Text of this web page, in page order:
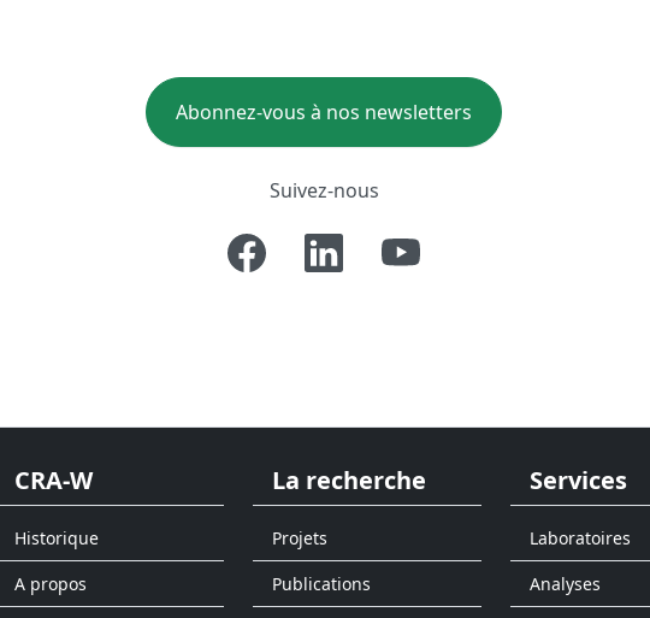
Abonnez-vous à nos newsletters
Suivez-nous
CRA-W
Historique
A propos
La recherche
Projets
Publications
Services
Laboratoires
Analyses